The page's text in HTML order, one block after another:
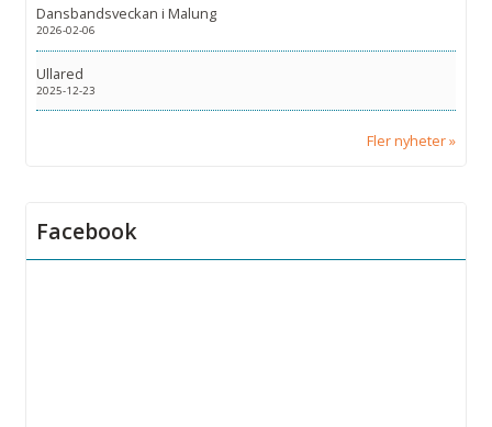
Dansbandsveckan i Malung
2026-02-06
Ullared
2025-12-23
Fler nyheter
Facebook